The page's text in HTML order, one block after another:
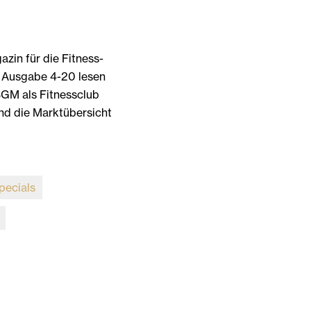
für die Fitness-
4-20 lesen
als Fitnessclub
die Marktübersicht